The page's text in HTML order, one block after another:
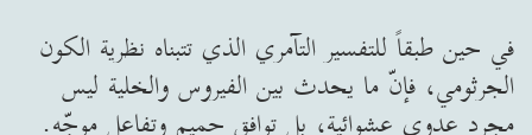
في حين طبقاً للتفسير التآمري الذي تتبناه نظرية الكون
الجرثومي، فإنّ ما يحدث بين الفيروس والخلية ليس
مجرد عدوى عشوائية، بل توافق حميم وتفاعل موجّه.